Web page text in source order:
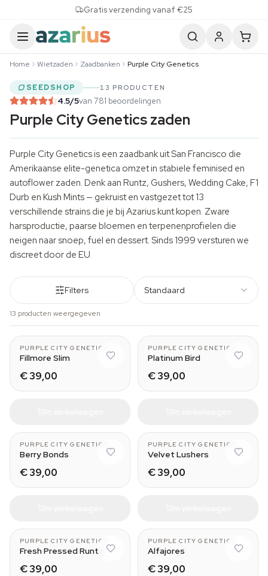
Gratis verzending vanaf €25
Home Wietzaden Zaadbanken Purple City Genetics
SEEDSHOP 13 PRODUCTEN
4.5/5van 781 beoordelingen
Purple City Genetics zaden
Purple City Genetics is een zaadbank uit San Francisco die
Amerikaanse elite-genetica omzet in stabiele feminised en
autoflower zaden. Denk aan Runtz, Gushers, Wedding Cake, F1
Durb en Kush Mints — gekruist en vastgezet tot 13
verschillende strains die je bij Azarius kunt kopen. Zware
harsproductie, paarse bloemen en terpenenprofielen die
neigen naar snoep, fuel en dessert. Sinds 1999 versturen we
discreet door de EU.
Filters Standaard
13 producten weergegeven
PURPLE CITY GENETICS
Fillmore Slim
€ 39,00
PURPLE CITY GENETICS
Platinum Bird
€ 39,00
PURPLE CITY GENETICS
Berry Bonds
€ 39,00
PURPLE CITY GENETICS
Velvet Lushers
€ 39,00
PURPLE CITY GENETICS
Fresh Pressed Runtz
€ 39,00
PURPLE CITY GENETICS
Alfajores
€ 39,00